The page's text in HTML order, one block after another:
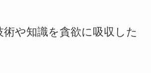
術や知識を貪欲に吸収した